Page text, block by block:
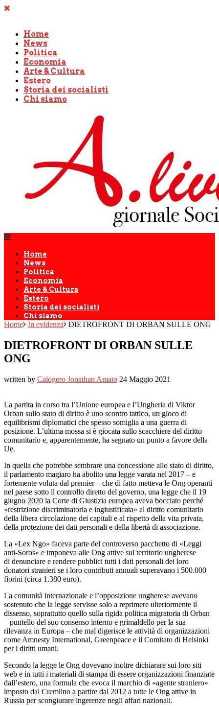
Home
News
Politica
Economia
Arte & Cultura
Estero
Storia dei socialisti
Chi siamo
Home
News
Politica
Economia
Arte & Cultura
Estero
Storia dei socialisti
Chi siamo
Home In evidenza DIETROFRONT DI ORBAN SULLE ONG
DIETROFRONT DI ORBAN SULLE
ONG
written by Calogero Jonathan Amato 24 Maggio 2021
La partita in corso tra l’Unione europea e l’Ungheria di Viktor
Orban sullo stato di diritto è uno scontro tattico, un gioco di
equilibrismi diplomatici che spesso somiglia a una guerra di
posizione. L’ultima mossa si è giocata sullo scacchiere del diritto
comunitario e, apparentemente, ha segnato un punto a favore della
Ue.
In quella che potrebbe sembrare una concessione allo stato di diritto,
il parlamento magiaro ha abolito una legge varata nel 2017 – e
fortemente voluta dal premier – che di fatto metteva le Ong operanti
nel paese sotto il controllo diretto del governo, una legge che il 19
giugno 2020 la Corte di Giustizia europea aveva bocciato perché
«restrizione discriminatoria e ingiustificata» al diritto comunitario
della libera circolazione dei capitali e al rispetto della vita privata,
della protezione dei dati personali e della libertà di associazione.
La «Lex Ngo» faceva parte del controverso pacchetto di «Leggi
anti-Soros» e imponeva alle Ong attive sul territorio ungherese
di denunciare e rendere pubblici tutti i dati personali dei loro
donatori stranieri se i loro contributi annuali superavano i 500.000
fiorini (circa 1.380 euro).
La comunità internazionale e l’opposizione ungherese avevano
sostenuto che la legge servisse solo a reprimere ulteriormente il
dissenso, soprattutto quello sulla rigida politica migratoria di Orban
– puntello del suo consenso interno e grimaldello per la sua
rilevanza in Europa – che mal digerisce le attività di organizzazioni
come Amnesty International, Greenpeace e il Comitato di Helsinki
per i diritti umani.
Secondo la legge le Ong dovevano inoltre dichiarare sui loro siti
web e in tutti i materiali di stampa di essere organizzazioni finanziate
dall’estero, una formula che evoca il marchio di «agente straniero»
imposto dal Cremlino a partire dal 2012 a tutte le Ong attive in
Russia per scongiurare ingerenze negli affari nazionali.